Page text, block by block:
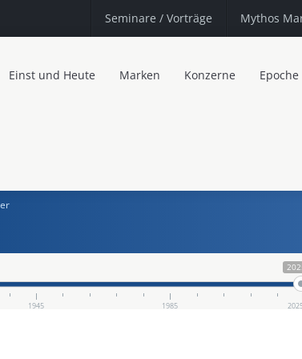
Seminare / Vorträge Mythos
Einst und Heute Marken Konzerne Epoche
1945 1985